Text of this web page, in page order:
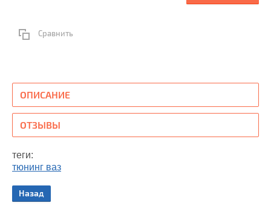
Сравнить
ОПИСАНИЕ
ОТЗЫВЫ
теги:
тюнинг ваз
Назад